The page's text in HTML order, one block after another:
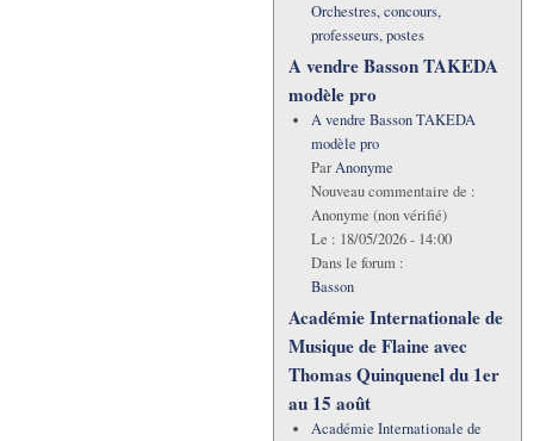
Orchestres, concours,
professeurs, postes
A vendre Basson TAKEDA
modèle pro
A vendre Basson TAKEDA
modèle pro
ParAnonyme
Nouveau commentaire de :
Anonyme (non vérifié)
Le : 18/05/2026 - 14:00
Dans le forum :
Basson
Académie Internationale de
Musique de Flaine avec
Thomas Quinquenel du 1er
au 15 août
Académie Internationale de